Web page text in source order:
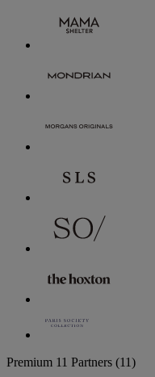
Premium 11 Partners (11)